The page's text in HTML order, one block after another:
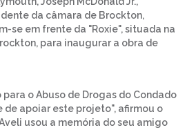
da câmara de Brockton,
se em frente da "Roxie", situada na
para inaugurar a obra de
o Abuso de Drogas do Condado
de apoiar este projeto", afirmou o
usou a memória do seu amigo